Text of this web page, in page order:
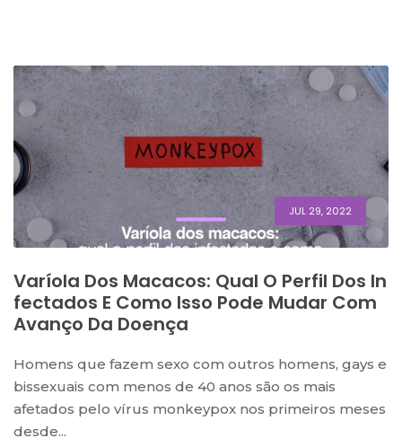
JUL 29, 2022
Varíola Dos Macacos: Qual O Perfil Dos In
Fectados E Como Isso Pode Mudar Com
Avanço Da Doença
Homens que fazem sexo com outros homens, gays e
bissexuais com menos de 40 anos são os mais
afetados pelo vírus monkeypox nos primeiros meses
desde...